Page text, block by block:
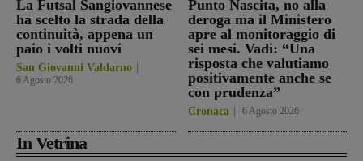
La Futsal Sangiovannese
ha scelto la strada della
continuità, appena un
paio i volti nuovi
San Giovanni Valdarno
6 Agosto 2026
Punto Nascita, no alla
deroga ma il Ministero
apre al monitoraggio di
sei mesi. Vadi: “Una
risposta che valutiamo
positivamente anche se
con prudenza”
Cronaca 6 Agosto 2026
In Vetrina